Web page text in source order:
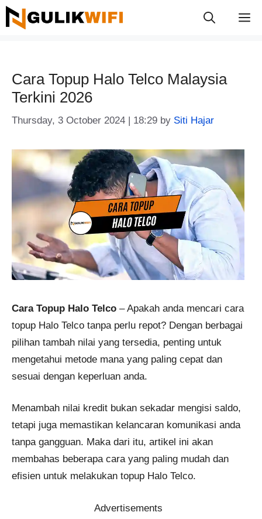
Skip
to
Cara Topup Halo Telco Malaysia
Terkini 2026
Thursday, 3 October 2024 | 18:29 by Siti Hajar
Cara Topup Halo Telco – Apakah anda mencari cara
topup Halo Telco tanpa perlu repot? Dengan berbagai
pilihan tambah nilai yang tersedia, penting untuk
mengetahui metode mana yang paling cepat dan
sesuai dengan keperluan anda.
Menambah nilai kredit bukan sekadar mengisi saldo,
tetapi juga memastikan kelancaran komunikasi anda
tanpa gangguan. Maka dari itu, artikel ini akan
membahas beberapa cara yang paling mudah dan
efisien untuk melakukan topup Halo Telco.
Advertisements